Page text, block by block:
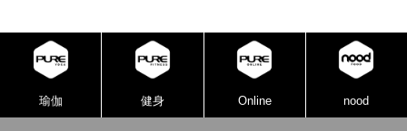
瑜伽 健身 Online nood